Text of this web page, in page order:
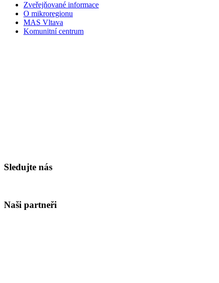
Zveřejňované informace
O mikroregionu
MAS Vltava
Komunitní centrum
Sledujte nás
Naši partneři